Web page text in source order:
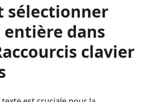
sélectionner
dans
clavier